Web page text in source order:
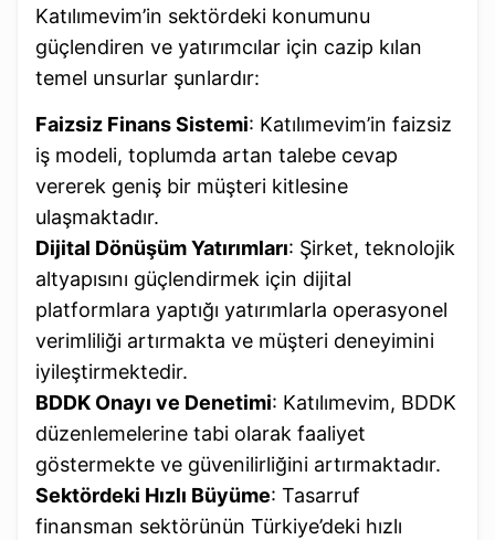
Katılımevim’in sektördeki konumunu
güçlendiren ve yatırımcılar için cazip kılan
temel unsurlar şunlardır:
Faizsiz Finans Sistemi: Katılımevim’in faizsiz
iş modeli, toplumda artan talebe cevap
vererek geniş bir müşteri kitlesine
ulaşmaktadır.
Dijital Dönüşüm Yatırımları: Şirket, teknolojik
altyapısını güçlendirmek için dijital
platformlara yaptığı yatırımlarla operasyonel
verimliliği artırmakta ve müşteri deneyimini
iyileştirmektedir.
BDDK Onayı ve Denetimi: Katılımevim, BDDK
düzenlemelerine tabi olarak faaliyet
göstermekte ve güvenilirliğini artırmaktadır.
Sektördeki Hızlı Büyüme: Tasarruf
finansman sektörünün Türkiye’deki hızlı